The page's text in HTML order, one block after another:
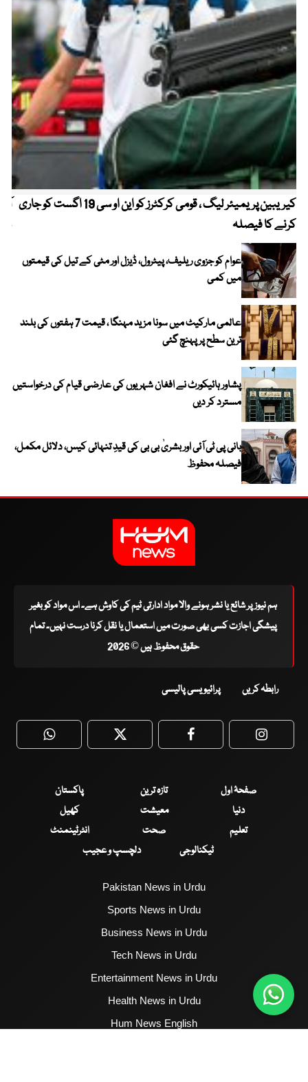
کیریبین پریمیئر لیگ ، قومی کرکٹرز کو این او سی 19 اگست کو جاری
کرنے کا فیصلہ
عوام کو جزوی ریلیف، پیٹرول، ڈیزل اور مٹی کے تیل کی قیمتوں
میں کمی
عالمی مارکیٹ میں سونا مزید مہنگا ، قیمت 7 ہفتوں کی بلند
ترین سطح پر پہنچ گئی
پشاور ہائیکورٹ نے افغان شہریوں کی عارضی قیام کی درخواستیں
مسترد کر دیں
بانی پی ٹی آئی اور بشریٰ بی بی کی قیدِ تنہائی کیس، دلائل مکمل،
فیصلہ محفوظ
ہم نیوز پر شائع یا نشر ہونے والا مواد ادارتی ٹیم کی کاوش ہے۔ اس مواد کو بغیر
پیشگی اجازت کسی بھی صورت میں استعمال یا نقل کرنا درست نہیں۔ تمام
حقوق محفوظ ہیں © 2026
رابطہ کریں پرائیویسی پالیسی
WhatsApp Twitter Facebook
صفحۂ اول تازہ ترین
پاکستان
دنیا
معیشت
کھیل
تعلیم
صحت
انٹرٹینمنٹ
ٹیکنالوجی
دلچسپ و عجیب
Pakistan News in Urdu
Sports News in Urdu
Business News in Urdu
Tech News in Urdu
Entertainment News in Urdu
Health News in Urdu
Hum News English